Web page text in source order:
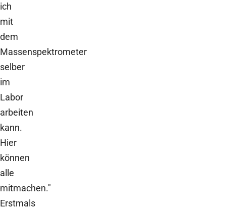
ich
mit
dem
Massenspektrometer
selber
im
Labor
arbeiten
kann.
Hier
können
alle
mitmachen."
Erstmals